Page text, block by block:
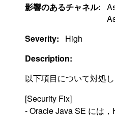
影響のあるチャネル:
Severity:
High
Description:
以下項目について対処し
[Security Fix]
- Oracle Java SE には